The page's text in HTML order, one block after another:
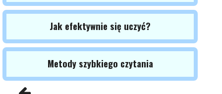
Jak efektywnie się uczyć?
Metody szybkiego czytania